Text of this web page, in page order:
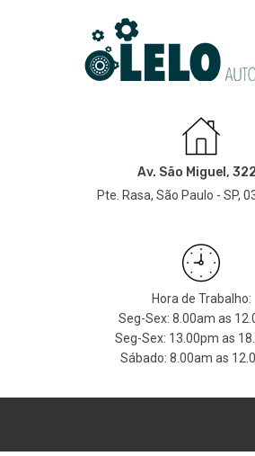
Av. São Miguel,
Pte. Rasa, São Paulo - SP,
Hora de Trabalho:
Seg-Sex: 8.00am as
Seg-Sex: 13.00pm as
Sábado: 8.00am as